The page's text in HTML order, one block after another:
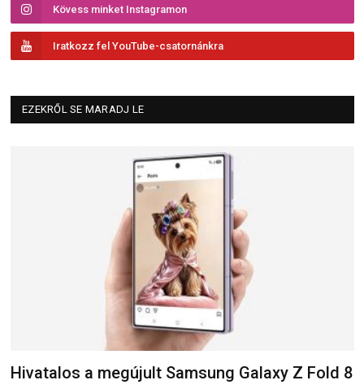
Kövess minket Instagramon
Iratkozz fel YouTube-csatornánkra
EZEKRŐL SE MARADJ LE
Hivatalos a megújult Samsung Galaxy Z Fold 8